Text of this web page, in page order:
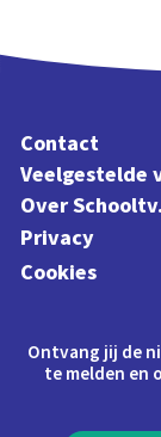
Contact
Veelgestelde
Over
Privacy
Cookies
Ontvang jij de
te melden en